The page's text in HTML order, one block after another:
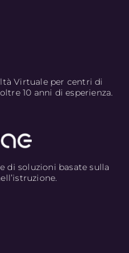
Virtuale per centri di
10 anni di esperienza.
di soluzioni basate sulla